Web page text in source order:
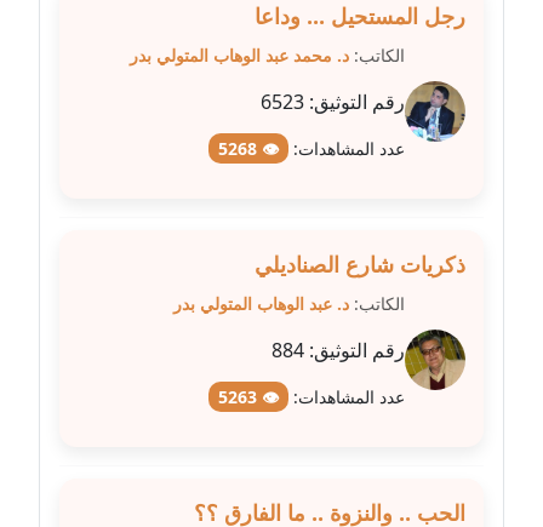
مدونة عزة الأمير
عاملة
عاملة
مدونة عفاف حسين
مدونة علا ابو السعادات
عاملة
رجل المستحيل ... وداعا
الكاتب: د. محمد عبد الوهاب المتولي بدر
رقم التوثيق: 6523
عدد المشاهدات: 👁 5268
ذكريات شارع الصناديلي
الكاتب: د. عبد الوهاب المتولي بدر
رقم التوثيق: 884
عدد المشاهدات: 👁 5263
الحب .. والنزوة .. ما الفارق ؟؟